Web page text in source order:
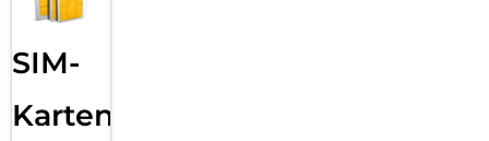
SIM-
Karten